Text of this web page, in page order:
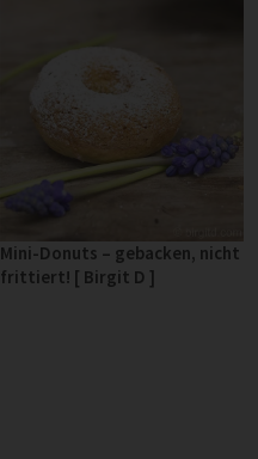
Mini-Donuts – gebacken, nicht
frittiert! [ Birgit D ]